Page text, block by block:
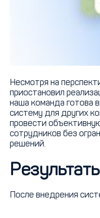
Несмотря на
приостановил
наша команда готова
систему для других
провести
сотрудников без
решений.
После внедрения